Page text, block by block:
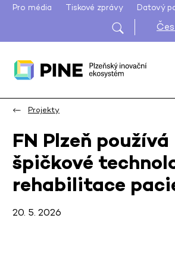
Pro média Tiskové zprávy Datový
Projekty
FN Plzeň používá
špičkové
rehabilitace
20. 5. 2026